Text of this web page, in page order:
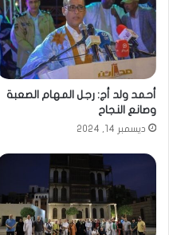
أحمد ولد أج: رجل المهام الصعبة
وصانع النجاح
ديسمبر 14, 2024